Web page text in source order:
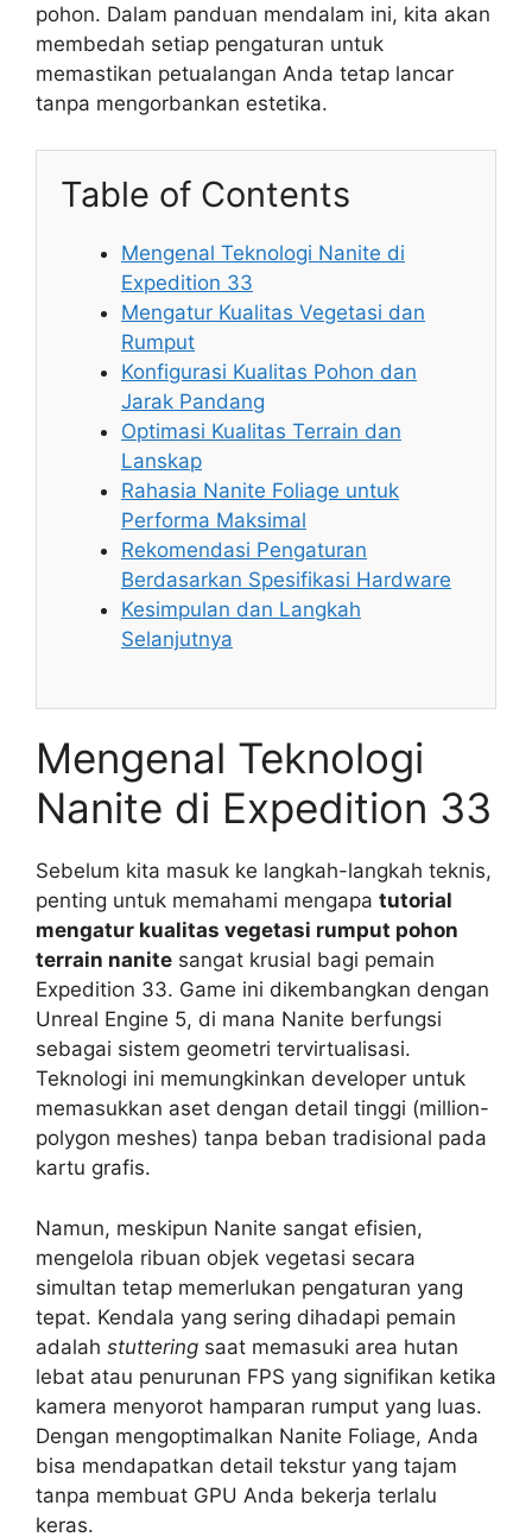
pohon. Dalam panduan mendalam ini, kita akan
membedah setiap pengaturan untuk
memastikan petualangan Anda tetap lancar
tanpa mengorbankan estetika.
Table of Contents
Mengenal Teknologi Nanite di
Expedition 33
Mengatur Kualitas Vegetasi dan
Rumput
Konfigurasi Kualitas Pohon dan
Jarak Pandang
Optimasi Kualitas Terrain dan
Lanskap
Rahasia Nanite Foliage untuk
Performa Maksimal
Rekomendasi Pengaturan
Berdasarkan Spesifikasi Hardware
Kesimpulan dan Langkah
Selanjutnya
Mengenal Teknologi
Nanite di Expedition 33
Sebelum kita masuk ke langkah-langkah teknis,
penting untuk memahami mengapa tutorial
mengatur kualitas vegetasi rumput pohon
terrain nanite sangat krusial bagi pemain
Expedition 33. Game ini dikembangkan dengan
Unreal Engine 5, di mana Nanite berfungsi
sebagai sistem geometri tervirtualisasi.
Teknologi ini memungkinkan developer untuk
memasukkan aset dengan detail tinggi (million-
polygon meshes) tanpa beban tradisional pada
kartu grafis.
Namun, meskipun Nanite sangat efisien,
mengelola ribuan objek vegetasi secara
simultan tetap memerlukan pengaturan yang
tepat. Kendala yang sering dihadapi pemain
adalah stuttering saat memasuki area hutan
lebat atau penurunan FPS yang signifikan ketika
kamera menyorot hamparan rumput yang luas.
Dengan mengoptimalkan Nanite Foliage, Anda
bisa mendapatkan detail tekstur yang tajam
tanpa membuat GPU Anda bekerja terlalu
keras.